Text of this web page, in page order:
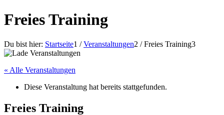
Freies Training
Du bist hier: Startseite1 / Veranstaltungen2 / Freies Training3
« Alle Veranstaltungen
Diese Veranstaltung hat bereits stattgefunden.
Freies Training